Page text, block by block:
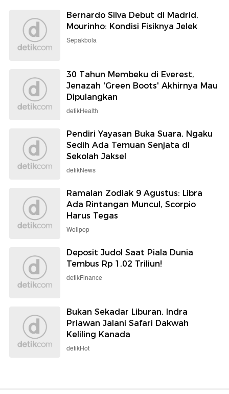
Bernardo Silva Debut di Madrid,
Mourinho: Kondisi Fisiknya Jelek
Sepakbola
30 Tahun Membeku di Everest,
Jenazah 'Green Boots' Akhirnya Mau
Dipulangkan
detikHealth
Pendiri Yayasan Buka Suara, Ngaku
Sedih Ada Temuan Senjata di
Sekolah Jaksel
detikNews
Ramalan Zodiak 9 Agustus: Libra
Ada Rintangan Muncul, Scorpio
Harus Tegas
Wolipop
Deposit Judol Saat Piala Dunia
Tembus Rp 1,02 Triliun!
detikFinance
Bukan Sekadar Liburan, Indra
Priawan Jalani Safari Dakwah
Keliling Kanada
detikHot